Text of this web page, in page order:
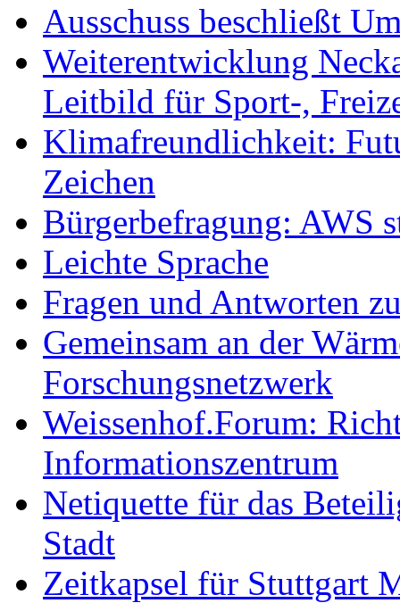
Ausschuss beschließt
Weiterentwicklung
Leitbild für Sport-,
Klimafreundlichkeit:
Zeichen
Bürgerbefragung: AWS
Leichte Sprache
Fragen und Antworten
Gemeinsam an der
Forschungsnetzwerk
Weissenhof.Forum:
Informationszentrum
Netiquette für das
Stadt
Zeitkapsel für Stuttgart